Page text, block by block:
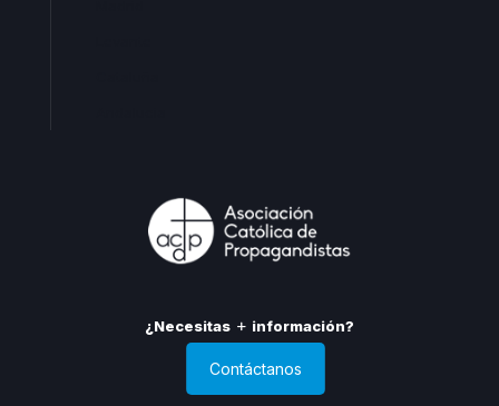
¿Necesitas información?
Contáctanos